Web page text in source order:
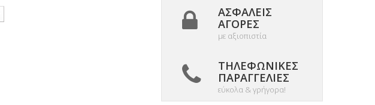
ΑΣΦΑΛΕΊΣ
ΑΓΟΡΈΣ
με αξιοπιστία
ΤΗΛΕΦΩΝΙΚΈΣ
ΠΑΡΑΓΓΕΛΊΕΣ
εύκολα & γρήγορα!